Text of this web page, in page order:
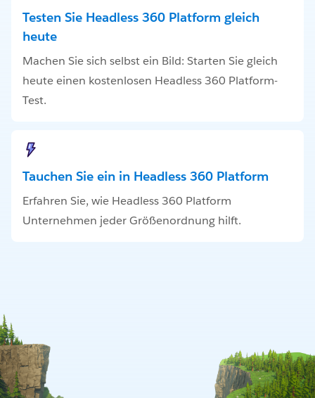
Testen Sie Headless 360 Platform gleich
heute
Machen Sie sich selbst ein Bild: Starten Sie gleich
heute einen kostenlosen Headless 360 Platform-
Test.
Tauchen Sie ein in Headless 360 Platform
Erfahren Sie, wie Headless 360 Platform
Unternehmen jeder Größenordnung hilft.